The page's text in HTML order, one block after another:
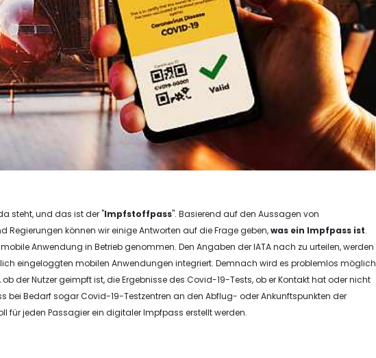
steht, und das ist der "Impfstoffpass". Basierend auf den Aussagen von
können wir einige Antworten auf die Frage geben,was ein Impfpass ist.
Anwendung in Betrieb genommen. Den Angaben der IATA nach zu urteilen, werden
eingeloggten mobilen Anwendungen integriert. Demnach wird es problemlos möglich
der Nutzer geimpft ist, die Ergebnisse des Covid-19-Tests, ob er Kontakt hat oder nicht
bei Bedarf sogar Covid-19-Testzentren an den Abflug- oder Ankunftspunkten der
für jeden Passagier ein digitaler Impfpass erstellt werden.